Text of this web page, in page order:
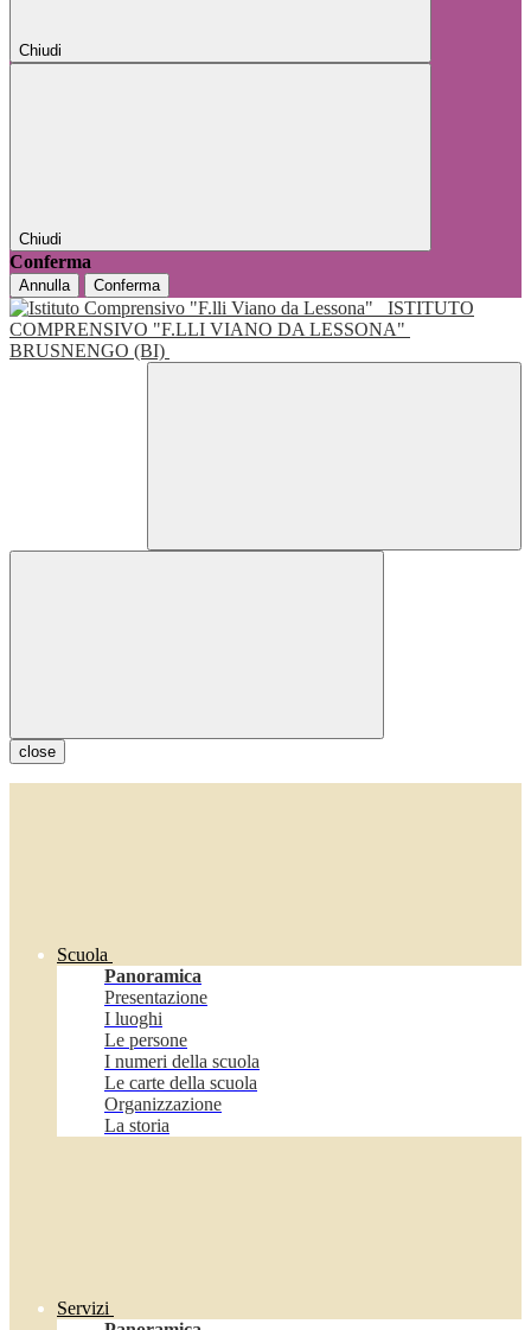
Chiudi
Chiudi
Conferma
Annulla Conferma
ISTITUTO
COMPRENSIVO "F.LLI VIANO DA LESSONA"
BRUSNENGO (BI)
close
Scuola
Panoramica
Presentazione
I luoghi
Le persone
I numeri della scuola
Le carte della scuola
Organizzazione
La storia
Servizi